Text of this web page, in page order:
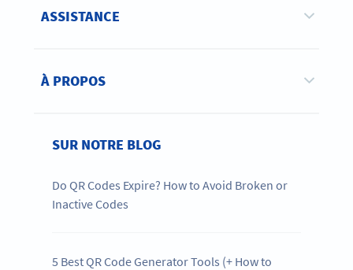
ASSISTANCE
À PROPOS
SUR NOTRE BLOG
Do QR Codes Expire? How to Avoid Broken or
Inactive Codes
5 Best QR Code Generator Tools (+ How to